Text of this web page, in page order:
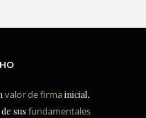
valor de firmainicial,
sus fundamentales